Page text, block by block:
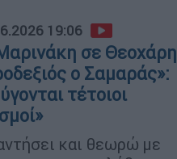
19:06
σε Θεοχάρη
ο Σαμαράς»:
τέτοιοι
και θεωρώ με